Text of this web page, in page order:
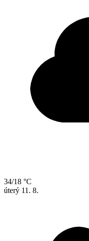
34/18 °C
úterý 11. 8.